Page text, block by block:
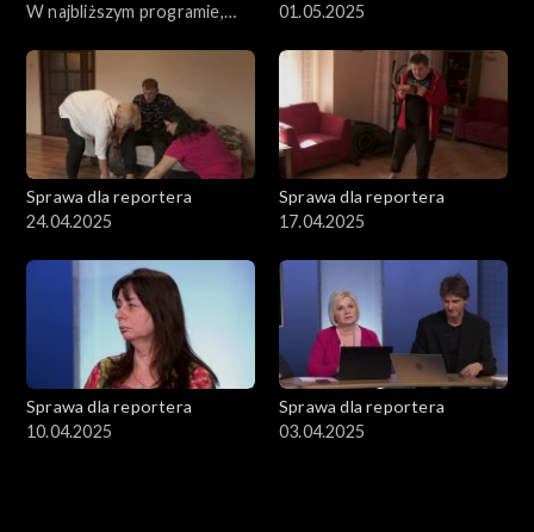
W najbliższym programie,
01.05.2025
Sprawa dla reportera
24.04.2025
Sprawa dla reportera
17.04.2025
Sprawa dla reportera
10.04.2025
Sprawa dla reportera
03.04.2025